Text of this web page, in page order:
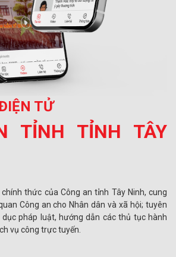
TỬ
TỈNH TỈNH TÂY
thức của Công an tỉnh Tây Ninh, cung
Công an cho Nhân dân và xã hội; tuyên
dục pháp luật, hướng dẫn các thủ tục hành
vụ công trực tuyến.